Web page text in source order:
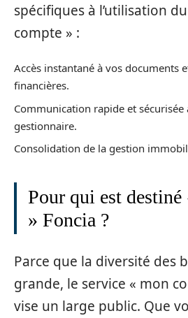
spécifiques à l’utilisation
compte » :
Accès instantané à vos documents
financières.
Communication rapide et sécurisée
gestionnaire.
Consolidation de la gestion
Pour qui est
» Foncia ?
Parce que la diversité des
grande, le service « mon
vise un large public. Que